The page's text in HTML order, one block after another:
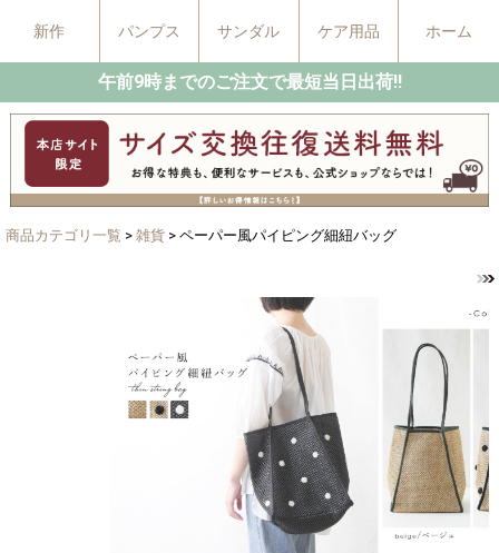
新作 パンプス サンダル ケア用品 ホーム
午前9時までのご注文で最短当日出荷!!
商品カテゴリ一覧 > 雑貨 > ペーパー風パイピング細紐バッグ